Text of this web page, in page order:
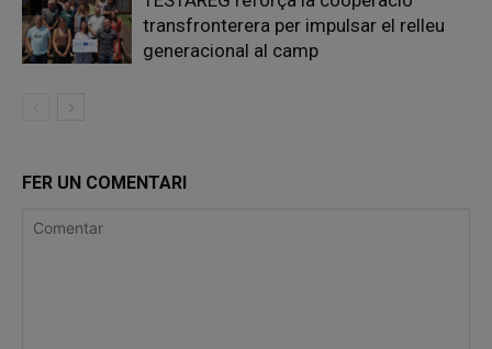
transfronterera per impulsar el relleu
generacional al camp
FER UN COMENTARI